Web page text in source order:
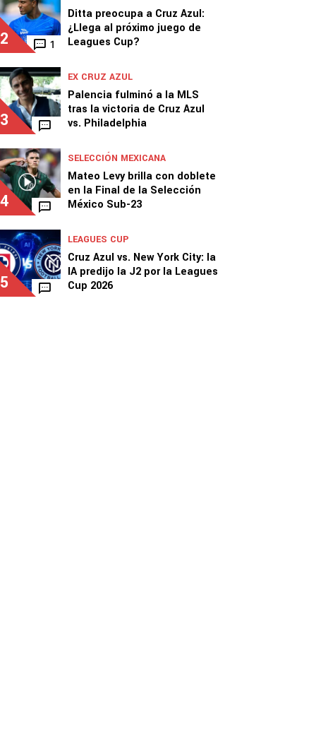
2 1
Ditta preocupa a Cruz Azul:
¿Llega al próximo juego de
Leagues Cup?
3
EX CRUZ AZUL
Palencia fulminó a la MLS
tras la victoria de Cruz Azul
vs. Philadelphia
4
SELECCIÓN MEXICANA
Mateo Levy brilla con doblete
en la Final de la Selección
México Sub-23
5
LEAGUES CUP
Cruz Azul vs. New York City: la
IA predijo la J2 por la Leagues
Cup 2026